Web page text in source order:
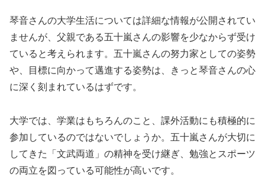
琴音さんの大学生活については詳細な情報が公開されてい
ませんが、父親である五十嵐さんの影響を少なからず受け
ていると考えられます。五十嵐さんの努力家としての姿勢
や、目標に向かって邁進する姿勢は、きっと琴音さんの心
に深く刻まれているはずです。
大学では、学業はもちろんのこと、課外活動にも積極的に
参加しているのではないでしょうか。五十嵐さんが大切に
してきた「文武両道」の精神を受け継ぎ、勉強とスポーツ
の両立を図っている可能性が高いです。